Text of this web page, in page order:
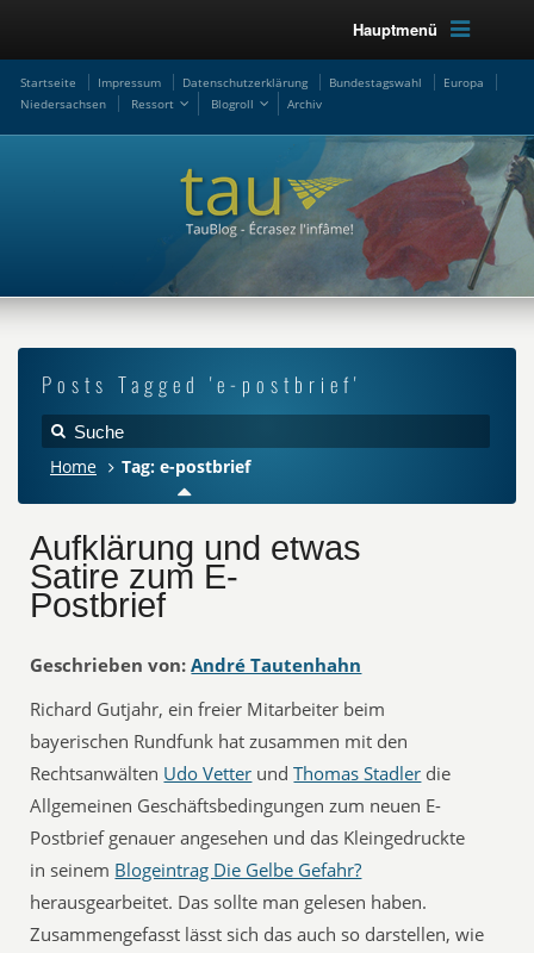
Hauptmenü
Startseite Impressum Datenschutzerklärung Bundestagswahl
Europa
Niedersachsen
Ressort Blogroll Archiv
Posts Tagged 'e-postbrief'
Home Tag: e-postbrief
Aufklärung und etwas
Satire zum E-
Postbrief
Geschrieben von: André Tautenhahn
Richard Gutjahr, ein freier Mitarbeiter beim
bayerischen Rundfunk hat zusammen mit den
Rechtsanwälten Udo Vetter undThomas Stadler die
Allgemeinen Geschäftsbedingungen zum neuen E-
Postbrief genauer angesehen und das Kleingedruckte
in seinem Blogeintrag Die Gelbe Gefahr?
herausgearbeitet. Das sollte man gelesen haben.
Zusammengefasst lässt sich das auch so darstellen, wie